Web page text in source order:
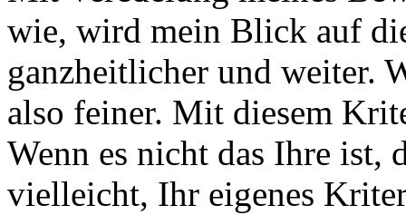
wie, wird mein Blick auf
ganzheitlicher und weiter.
also feiner. Mit diesem
Wenn es nicht das Ihre ist,
vielleicht, Ihr eigenes